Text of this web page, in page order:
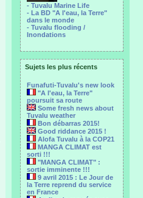
- Tuvalu Marine Life
- La BD "A l'eau, la Terre"
dans le monde
- Tuvalu flooding /
Inondations
Sujets les plus récents
Funafuti-Tuvalu's new look
"A l'eau, la Terre"
poursuit sa route
Some fresh news about
Tuvalu weather
Bon débarras 2015!
Good riddance 2015 !
Alofa Tuvalu à la COP21
MANGA CLIMAT est
sorti !!!
"MANGA CLIMAT" :
sortie imminente !!!
9 avril 2015 : Le Jour de
la Terre reprend du service
en France